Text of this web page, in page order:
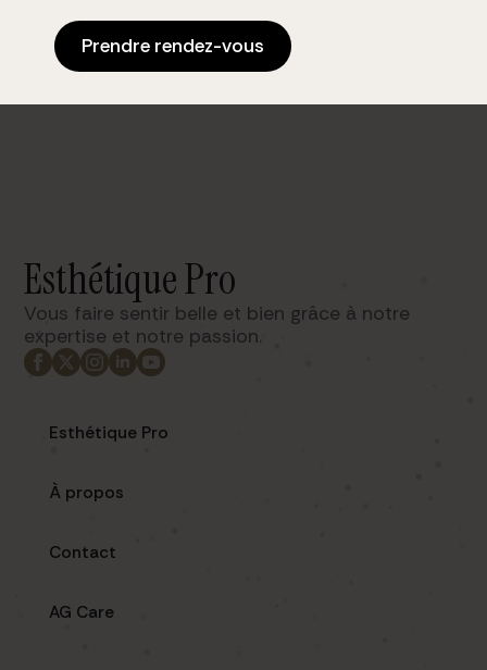
Esthétique Pro
Vous faire sentir belle et bien grâce à notre
expertise et notre passion. ​
Esthétique Pro
À propos
Contact
AG Care
Prendre rendez-vous